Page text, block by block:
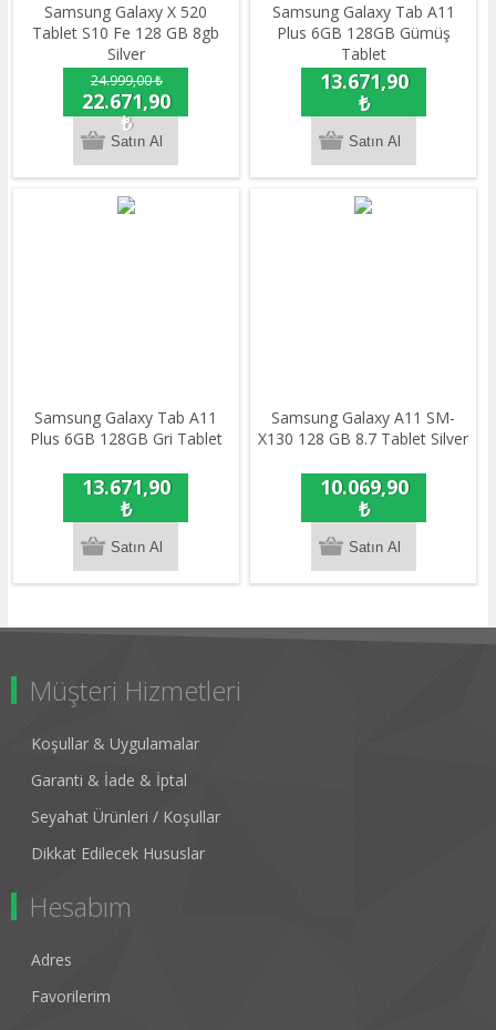
Samsung Galaxy X 520
Tablet S10 Fe 128 GB 8gb
Silver
24.999,00 ₺
22.671,90
₺
Samsung Galaxy Tab A11
Plus 6GB 128GB Gümüş
Tablet
13.671,90
₺
Samsung Galaxy Tab A11
Plus 6GB 128GB Gri Tablet
13.671,90
₺
Samsung Galaxy A11 SM-
X130 128 GB 8.7 Tablet Silver
10.069,90
₺
Müşteri Hizmetleri
Koşullar & Uygulamalar
Garanti & İade & İptal
Seyahat Ürünleri / Koşullar
Dikkat Edilecek Hususlar
Hesabım
Adres
Favorilerim